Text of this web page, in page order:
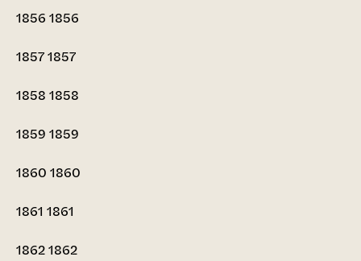
1856 1856
18571857
1858 1858
1859 1859
1860 1860
1861 1861
18621862